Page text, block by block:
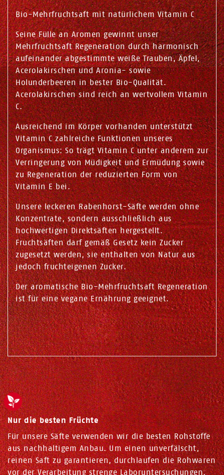
Bio-Mehrfruchtsaft mit natürlichem Vitamin C
Seine Fülle an Aromen gewinnt unser
Mehrfruchtsaft Regeneration durch harmonisch
aufeinander abgestimmte weiße Trauben, Äpfel,
Acerolakirschen und Aronia- sowie
Holunderbeeren in bester Bio-Qualität.
Acerolakirschen sind reich an wertvollem Vitamin
C.
Ausreichend im Körper vorhanden unterstützt
Vitamin C zahlreiche Funktionen unseres
Organismus: So trägt Vitamin C unter anderem zur
Verringerung von Müdigkeit und Ermüdung sowie
zu Regeneration der reduzierten Form von
Vitamin E bei.
Unsere leckeren Rabenhorst-Säfte werden ohne
Konzentrate, sondern ausschließlich aus
hochwertigen Direktsäften hergestellt.
Fruchtsäften darf gemäß Gesetz kein Zucker
zugesetzt werden, sie enthalten von Natur aus
jedoch fruchteigenen Zucker.
Der aromatische Bio-Mehrfruchtsaft Regeneration
ist für eine vegane Ernährung geeignet.
Nur die besten Früchte
Für unsere Säfte verwenden wir die besten Rohstoffe
aus nachhaltigem Anbau. Um einen unverfälscht,
reinen Saft zu garantieren, durchlaufen die Rohwaren
vor der Verarbeitung strenge Laboruntersuchungen.